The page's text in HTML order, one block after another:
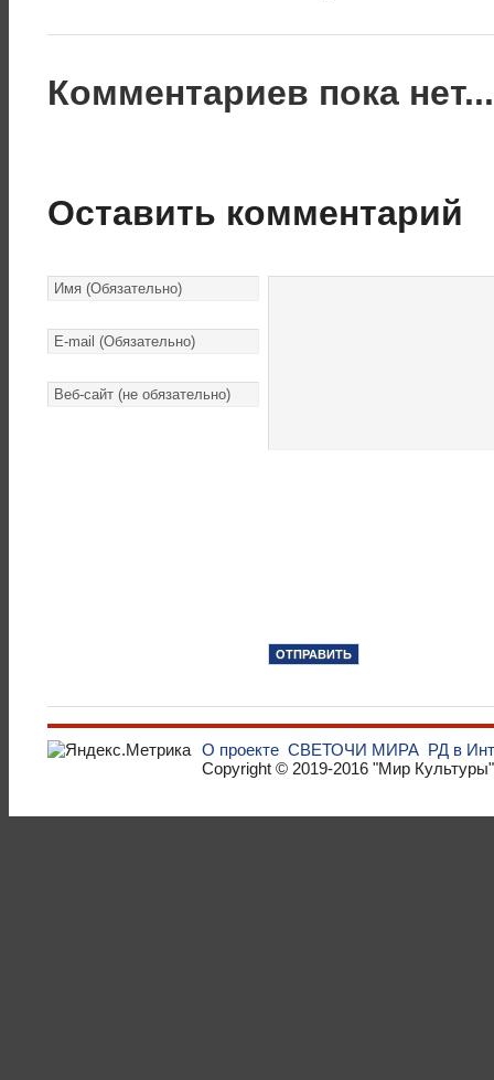
Комментариев пока
Оставить комментарий
О проекте СВЕТОЧИ МИРА РД в
Copyright © 2019-2016 "Мир Культуры"